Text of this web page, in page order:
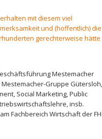
mit diesem viel
und (hoffentlich) die
gerechterweise hätte
Mestemacher
Gruppe Gütersloh,
Social Marketing, Public
insb.
Fachbereich Wirtschaft der FH